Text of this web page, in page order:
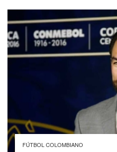
FÚTBOL COLOMBIANO